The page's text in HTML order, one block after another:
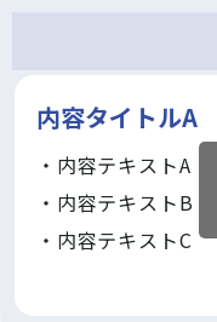
内容タイトルA
・内容テキストA
・内容テキストB
・内容テキストC